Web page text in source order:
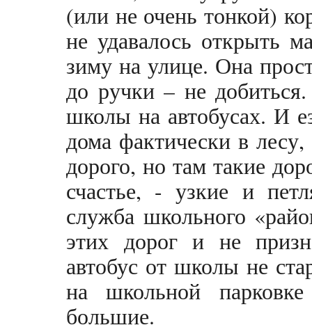
(или не очень тонкой)
не удавалось открыть
зиму на улице. Она
до ручки – не
школы на автобусах. И
дома фактически в
дорого, но там такие
счастье, - узкие и
служба школьного
этих дорог и не
автобус от школы не
на школьной
большие.